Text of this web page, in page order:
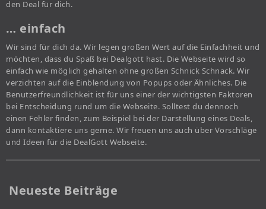
den Deal für dich.
… einfach
Wir sind für dich da. Wir legen großen Wert auf die Einfachheit und
möchten, dass du Spaß bei Dealgott hast. Die Webseite wird so
einfach wie möglich gehalten ohne großen Schnick Schnack. Wir
verzichten auf die Einblendung von Popups oder Ähnliches. Die
Benutzerfreundlichkeit ist für uns einer der wichtigsten Faktoren
bei Entscheidung rund um die Webseite. Solltest du dennoch
einen Fehler finden, zum Beispiel bei der Darstellung eines Deals,
dann kontaktiere uns gerne. Wir freuen uns auch über Vorschläge
und Ideen für die DealGott Webseite.
Neueste Beiträge